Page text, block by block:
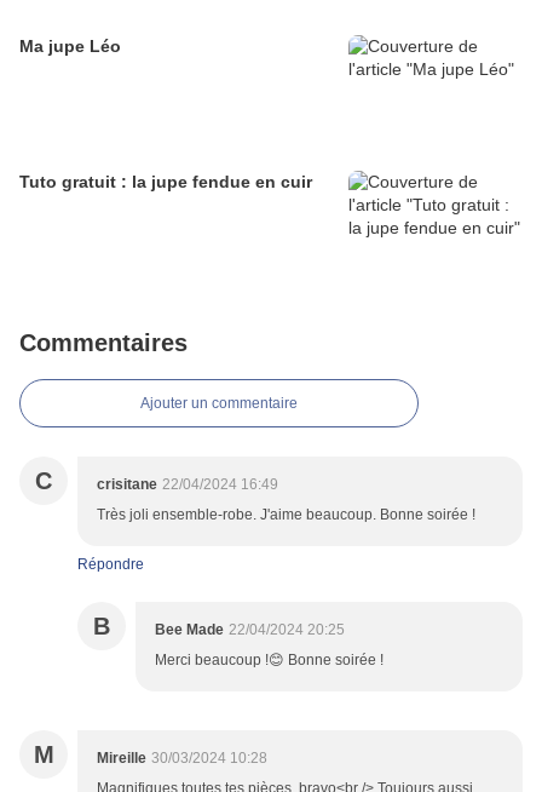
Ma jupe Léo
Tuto gratuit : la jupe fendue en cuir
Commentaires
Ajouter un commentaire
C crisitane 22/04/2024 16:49
Très joli ensemble-robe. J'aime beaucoup. Bonne soirée !
Répondre
B Bee Made 22/04/2024 20:25
Merci beaucoup !😊 Bonne soirée !
M Mireille 30/03/2024 10:28
Magnifiques toutes tes pièces ,bravo<br /> Toujours aussi